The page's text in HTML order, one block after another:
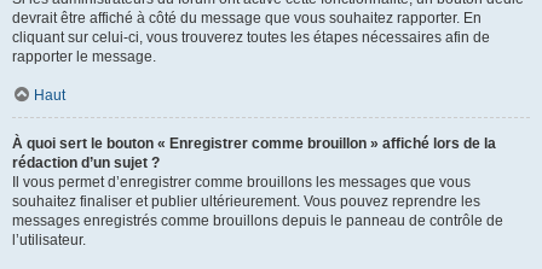
devrait être affiché à côté du message que vous souhaitez rapporter. En
cliquant sur celui-ci, vous trouverez toutes les étapes nécessaires afin de
rapporter le message.
Haut
À quoi sert le bouton « Enregistrer comme brouillon » affiché lors de la
rédaction d’un sujet ?
Il vous permet d’enregistrer comme brouillons les messages que vous
souhaitez finaliser et publier ultérieurement. Vous pouvez reprendre les
messages enregistrés comme brouillons depuis le panneau de contrôle de
l’utilisateur.